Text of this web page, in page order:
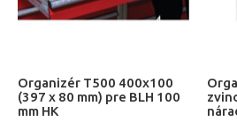
Organizér T500 400x100
(397 x 80 mm) pre BLH 100
mm HK